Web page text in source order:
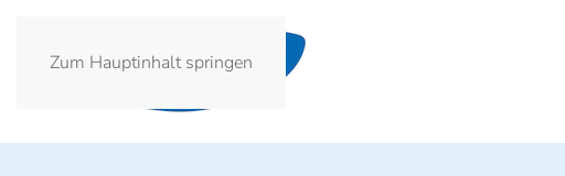
Zum Hauptinhalt springen